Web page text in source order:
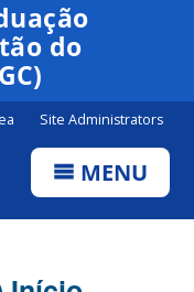
Canais
do
Site Administrators
MENU